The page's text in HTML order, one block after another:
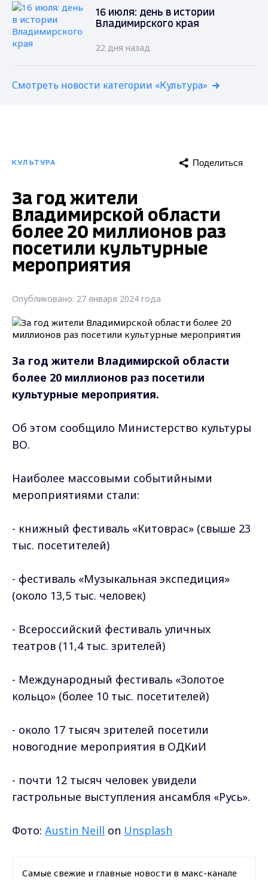
16 июля: день в истории
Владимирского края
22 дня назад
Смотреть новости категории «Культура»
КУЛЬТУРА Поделиться
За год жители
Владимирской области
более 20 миллионов раз
посетили культурные
мероприятия
Опубликовано: 27 января 2024 года
За год жители Владимирской области
более 20 миллионов раз посетили
культурные мероприятия.
Об этом сообщило Министерство культуры
ВО.
Наиболее массовыми событийными
мероприятиями стали:
- книжный фестиваль «Китоврас» (свыше 23
тыс. посетителей)
- фестиваль «Музыкальная экспедиция»
(около 13,5 тыс. человек)
- Всероссийский фестиваль уличных
театров (11,4 тыс. зрителей)
- Международный фестиваль «Золотое
кольцо» (более 10 тыс. посетителей)
- около 17 тысяч зрителей посетили
новогодние мероприятия в ОДКиИ
- почти 12 тысяч человек увидели
гастрольные выступления ансамбля «Русь».
Фото: Austin Neill on Unsplash
Самые свежие и главные новости в макс-канале